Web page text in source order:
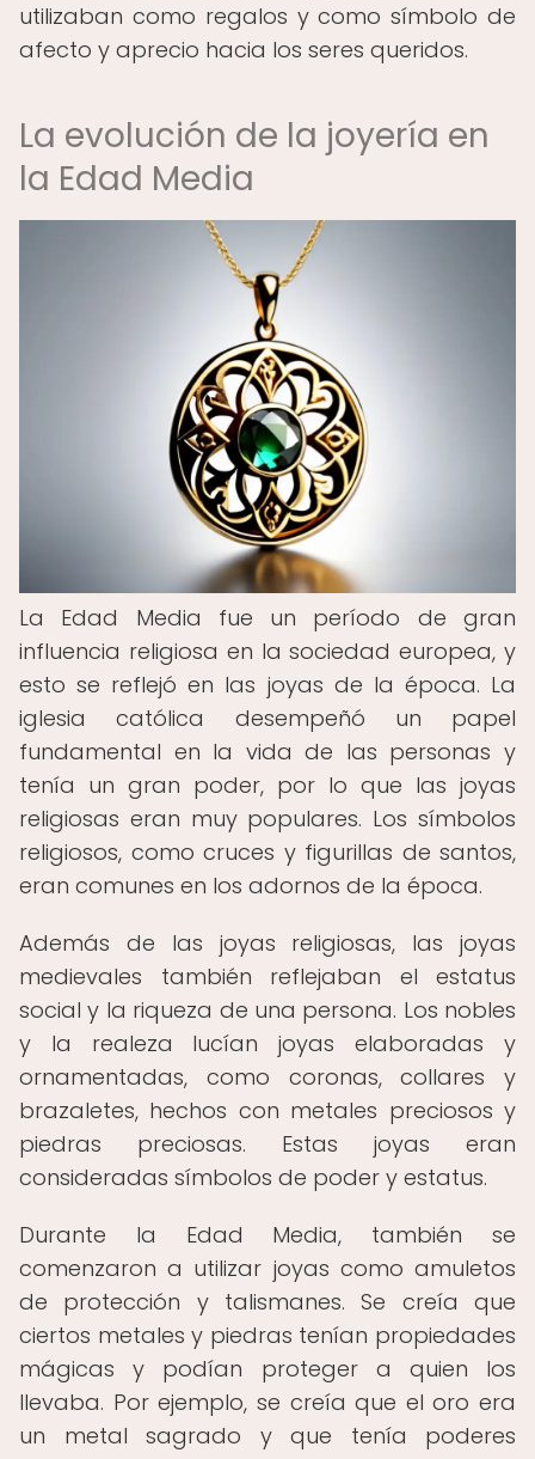
utilizaban como regalos y como símbolo de
afecto y aprecio hacia los seres queridos.
La evolución de la joyería en
la Edad Media
La Edad Media fue un período de gran
influencia religiosa en la sociedad europea, y
esto se reflejó en las joyas de la época. La
iglesia católica desempeñó un papel
fundamental en la vida de las personas y
tenía un gran poder, por lo que las joyas
religiosas eran muy populares. Los símbolos
religiosos, como cruces y figurillas de santos,
eran comunes en los adornos de la época.
Además de las joyas religiosas, las joyas
medievales también reflejaban el estatus
social y la riqueza de una persona. Los nobles
y la realeza lucían joyas elaboradas y
ornamentadas, como coronas, collares y
brazaletes, hechos con metales preciosos y
piedras preciosas. Estas joyas eran
consideradas símbolos de poder y estatus.
Durante la Edad Media, también se
comenzaron a utilizar joyas como amuletos
de protección y talismanes. Se creía que
ciertos metales y piedras tenían propiedades
mágicas y podían proteger a quien los
llevaba. Por ejemplo, se creía que el oro era
un metal sagrado y que tenía poderes